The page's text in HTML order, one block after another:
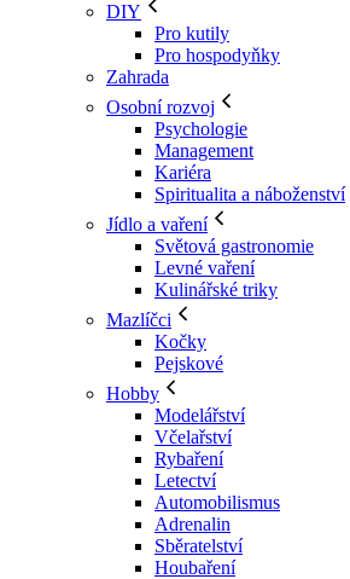
DIY
Pro kutily
Pro hospodyňky
Zahrada
Osobní rozvoj
Psychologie
Management
Kariéra
Spiritualita a náboženství
Jídlo a vaření
Světová gastronomie
Levné vaření
Kulinářské triky
Mazlíčci
Kočky
Pejskové
Hobby
Modelářství
Včelařství
Rybaření
Letectví
Automobilismus
Adrenalin
Sběratelství
Houbaření